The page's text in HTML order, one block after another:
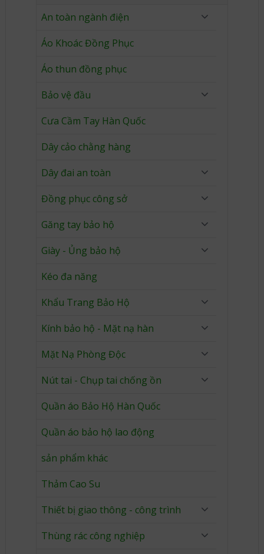
An toàn ngành điện
Áo Khoác Đồng Phục
Áo thun đồng phục
Bảo vệ đầu
Cưa Cầm Tay Hàn Quốc
Dây cảo chằng hàng
Dây đai an toàn
Đồng phục công sở
Găng tay bảo hộ
Giày - Ủng bảo hộ
Kéo đa năng
Khẩu Trang Bảo Hộ
Kính bảo hộ - Mặt nạ hàn
Mặt Nạ Phòng Độc
Nút tai - Chụp tai chống ồn
Quần áo Bảo Hộ Hàn Quốc
Quần áo bảo hộ lao động
sản phẩm khác
Thảm Cao Su
Thiết bị giao thông - công trình
Thùng rác công nghiệp